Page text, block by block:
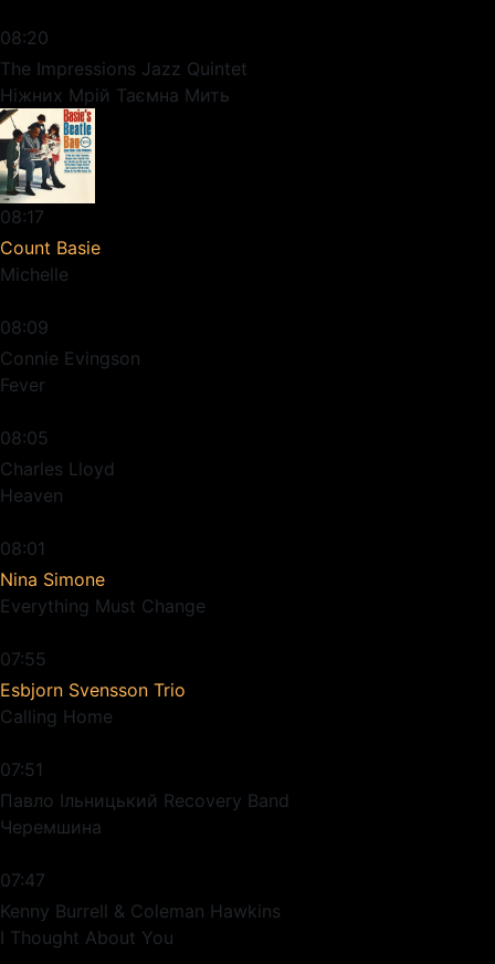
08:20
The Impressions Jazz Quintet
Ніжних Мрій Таємна Мить
08:17
Count Basie
Michelle
08:09
Connie Evingson
Fever
08:05
Charles Lloyd
Heaven
08:01
Nina Simone
Everything Must Change
07:55
Esbjorn Svensson Trio
Calling Home
07:51
Павло Ільницький Recovery Band
Черемшина
07:47
Kenny Burrell & Coleman Hawkins
I Thought About You